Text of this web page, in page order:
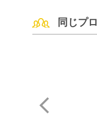
同じプ